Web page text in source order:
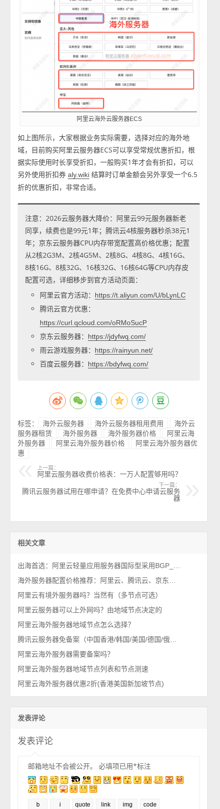
阿里云海外云服务器ECS
如上图所示，大家根据业务实际需要，选择对应的海外地
域，目前购买阿里云服务器ECS可以享受常规优惠折扣，根
据实际使用时长享受折扣，一般购买1年才会有折扣，可以
另外使用折扣券aly.wiki 结算时订单金额会另外享受一个6.5
折的优惠折扣，非常合适。
注意：2026云服务器大降价：阿里云99元服务器新老
同享，续费也是99元1年；腾讯云4核服务器秒杀38元1
年；京东云服务器CPU内存带宽配置高价格优惠；配置
从2核2G3M、2核4G5M、2核8G、4核8G、4核16G、
8核16G、8核32G、16核32G、16核64G等CPU内存皮
配置可选，详细移步到官方活动页面：
阿里云官方活动：
https://t.aliyun.com/U/bLynLC
腾讯云官方优惠：
https://curl.qcloud.com/oRMoSucP
京东云服务器： https://jdyfwq.com/
雨云游戏服务器： https://rainyun.net/
百度云服务器： https://bdyfwq.com/
标签： 海外云服务器 海外云服务器租用费用
海外云
服务器租赁
海外服务器 海外服务器价格
阿里云海
外服务器
阿里云海外服务器价格
阿里云海外服务器优
惠
上一篇：
阿里云服务器收费价格表：一万人配置够用吗？
下一篇：
腾讯云服务器试用在哪申请？在免费中心申请云服务
器
相关文章
阿里云有境外服务器吗？当然有（多节点可选）
阿里云服务器可以上外网吗？由地域节点决定的
阿里云海外服务器地域节点怎么选择？
阿里云海外服务器需要备案吗？
阿里云海外服务器地域节点列表和节点测速
阿里云海外服务器优惠2折(香港美国新加坡节点)
发表评论
发表评论
邮箱地址不会被公开。 必填项已用*标注